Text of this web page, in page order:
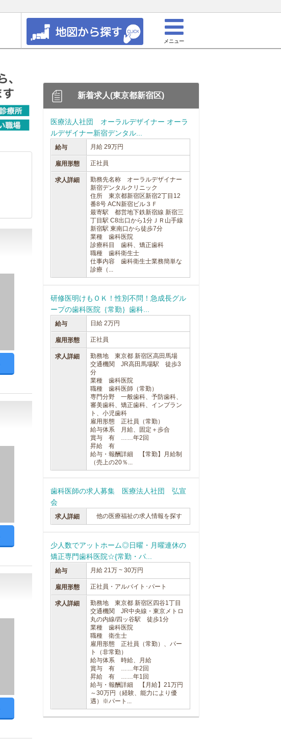
メニュー
新着求人(東京都新宿区)
医療法人社団 オーラルデザイナー オーラ
ルデザイナー新宿デンタル...
給与 月給 29万円
雇用形態 正社員
求人詳細
勤務先名称 オーラルデザイナー
新宿デンタルクリニック
住所 東京都新宿区新宿2丁目12
番8号 ACN新宿ビル３Ｆ
最寄駅 都営地下鉄新宿線 新宿三
丁目駅 C8出口から1分ＪＲ山手線
新宿駅 東南口から徒歩7分
業種 歯科医院
診療科目 歯科、矯正歯科
職種 歯科衛生士
仕事内容 歯科衛生士業務簡単な
診療（...
研修医明けもＯＫ！性別不問！急成長グル
ープの歯科医院｛常勤｝歯科...
給与 日給 2万円
雇用形態 正社員
求人詳細
勤務地 東京都 新宿区高田馬場
交通機関 JR高田馬場駅 徒歩3
分
業種 歯科医院
職種 歯科医師（常勤）
専門分野 一般歯科、予防歯科、
審美歯科、矯正歯科、インプラン
ト、小児歯科
雇用形態 正社員（常勤）
給与体系 月給、固定＋歩合
賞与 有 ……年2回
昇給 有
給与・報酬詳細 【常勤】月給制
（売上の20％...
歯科医師の求人募集 医療法人社団 弘宣
会
求人詳細 他の医療福祉の求人情報を探す
少人数でアットホーム◎日曜・月曜連休の
矯正専門歯科医院☆{常勤・パ...
給与 月給 21万 ~ 30万円
雇用形態 正社員・アルバイト･パート
求人詳細
勤務地 東京都 新宿区四谷1丁目
交通機関 JR中央線・東京メトロ
丸の内線/四ッ谷駅 徒歩1分
業種 歯科医院
職種 衛生士
雇用形態 正社員（常勤）、パー
ト（非常勤）
給与体系 時給、月給
賞与 有 ……年2回
昇給 有 ……年1回
給与・報酬詳細 【月給】21万円
～30万円（経験、能力により優
遇）※パート...